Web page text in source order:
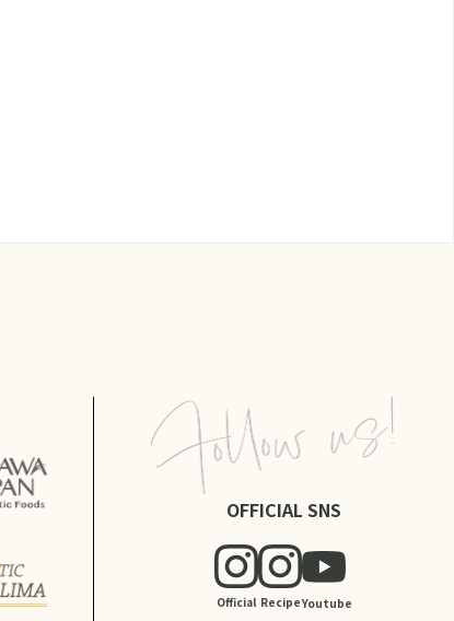
OFFICIAL SNS
Official RecipeYoutube